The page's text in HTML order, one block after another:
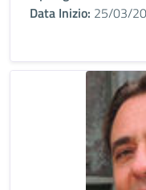
Data Inizio: 25/03/